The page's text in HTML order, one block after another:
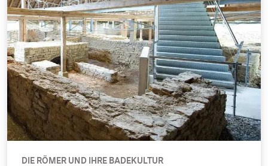
DIE RÖMER UND IHRE BADEKULTUR